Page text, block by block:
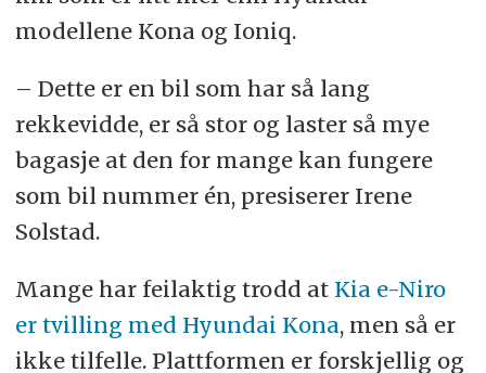
modellene Kona og Ioniq.
– Dette er en bil som har så lang
rekkevidde, er så stor og laster så mye
bagasje at den for mange kan fungere
som bil nummer én, presiserer Irene
Solstad.
Mange har feilaktig trodd atKia e-Niro
er tvilling med Hyundai Kona, men så er
ikke tilfelle. Plattformen er forskjellig og